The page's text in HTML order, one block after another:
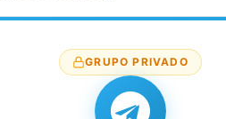
GRUPO PRIVADO